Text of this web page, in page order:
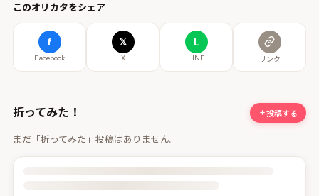
このオリカタをシェア
f
Facebook
𝕏
X
L
LINE リンク
折ってみた！ 投稿する
まだ「折ってみた」投稿はありません。
投稿詳細を読み込んでいます